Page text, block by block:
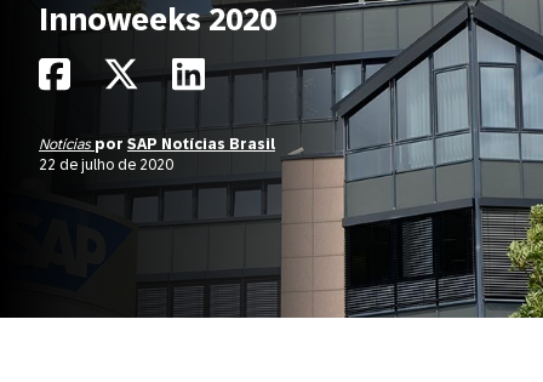
Innoweeks 2020
Notícias por SAP Notícias Brasil
22 de julho de 2020